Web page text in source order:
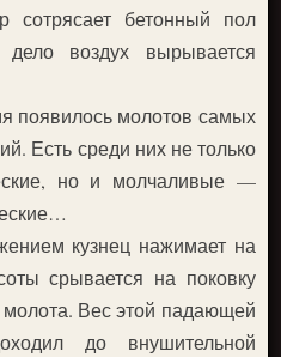
сотрясает бетонный пол
воздух вырывается
появилось молотов самых
Есть среди них не только
но и молчаливые —
кузнец нажимает на
срывается на поковку
Вес этой падающей
до внушительной